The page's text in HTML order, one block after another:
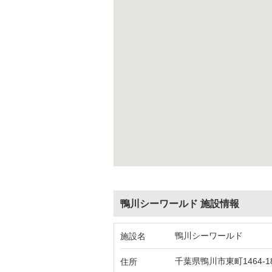
鴨川シーワールド 施設情報
施設名 鴨川シーワールド
住所 千葉県鴨川市東町1464-